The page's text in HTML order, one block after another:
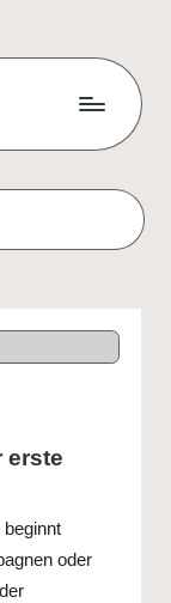
erste
oder